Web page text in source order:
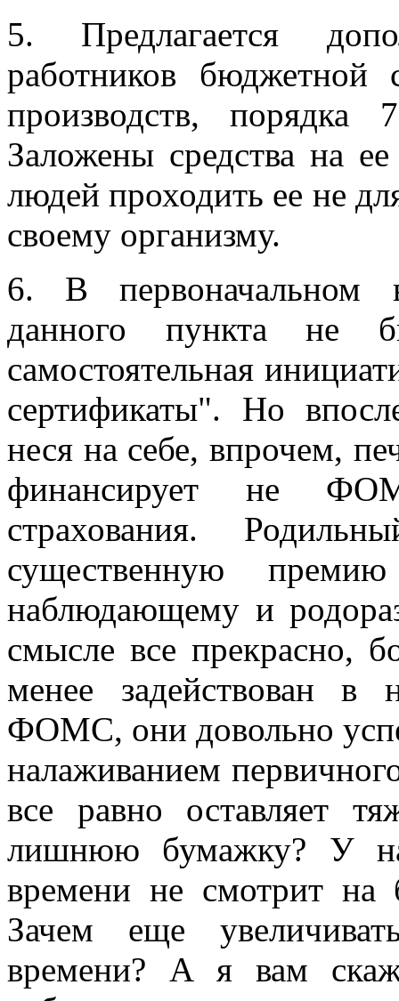
5. Предлагается
работников
производств,
Заложены средства на
людей проходить ее не
своему организму.
6. В первоначальном
данного пункта не
самостоятельная
сертификаты". Но
неся на себе, впрочем,
финансирует не
страхования.
существенную премию
наблюдающему и
смысле все прекрасно,
менее задействован в
ФОМС, они довольно
налаживанием
все равно оставляет
лишнюю бумажку? У
времени не смотрит на
Зачем еще
времени? А я вам